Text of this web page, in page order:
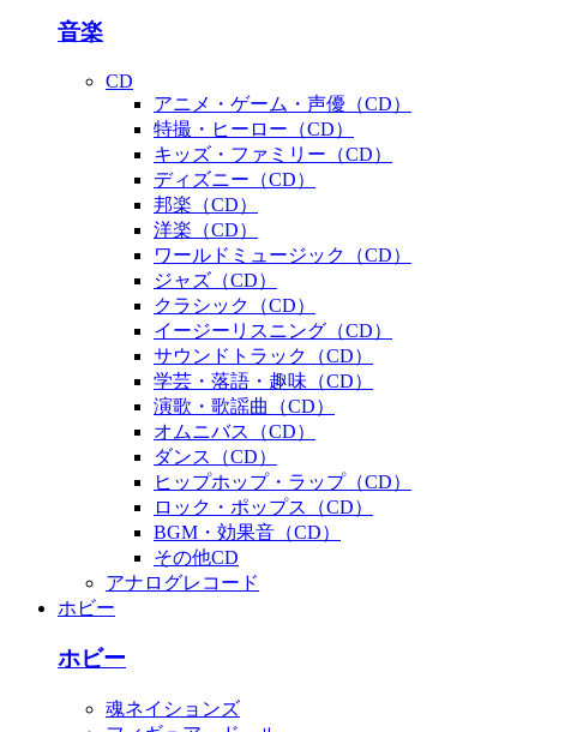
音楽
CD
アニメ・ゲーム・声優（CD）
特撮・ヒーロー（CD）
キッズ・ファミリー（CD）
ディズニー（CD）
邦楽（CD）
洋楽（CD）
ワールドミュージック（CD）
ジャズ（CD）
クラシック（CD）
イージーリスニング（CD）
サウンドトラック（CD）
学芸・落語・趣味（CD）
演歌・歌謡曲（CD）
オムニバス（CD）
ダンス（CD）
ヒップホップ・ラップ（CD）
ロック・ポップス（CD）
BGM・効果音（CD）
その他CD
アナログレコード
ホビー
ホビー
魂ネイションズ